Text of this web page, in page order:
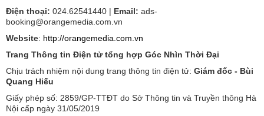
Điện thoại: 024.62541440 | Email: ads-
booking@orangemedia.com.vn
Website: http://orangemedia.com.vn
Trang Thông tin Điện tử tổng hợp Góc Nhìn Thời Đại
Chịu trách nhiệm nội dung trang thông tin điện tử: Giám đốc - Bùi
Quang Hiếu
Giấy phép số: 2859/GP-TTĐT do Sở Thông tin và Truyền thông Hà
Nội cấp ngày 31/05/2019